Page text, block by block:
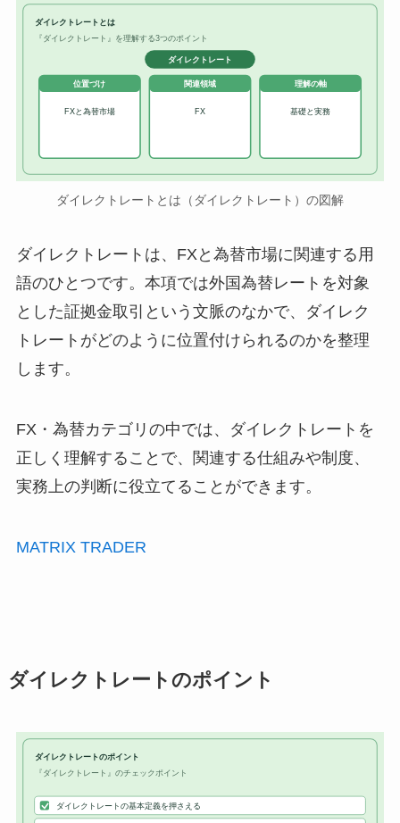
ダイレクトレートとは
『ダイレクトレート』を理解する3つのポイント
ダイレクトレート
位置づけ
FXと為替市場
関連領域
FX
理解の軸
基礎と実務
ダイレクトレートとは（ダイレクトレート）の図解
ダイレクトレートは、FXと為替市場に関連する用
語のひとつです。本項では外国為替レートを対象
とした証拠金取引という文脈のなかで、ダイレク
トレートがどのように位置付けられるのかを整理
します。
FX・為替カテゴリの中では、ダイレクトレートを
正しく理解することで、関連する仕組みや制度、
実務上の判断に役立てることができます。
MATRIX TRADER
ダイレクトレートのポイント
ダイレクトレートのポイント
『ダイレクトレート』のチェックポイント
ダイレクトレートの基本定義を押さえる